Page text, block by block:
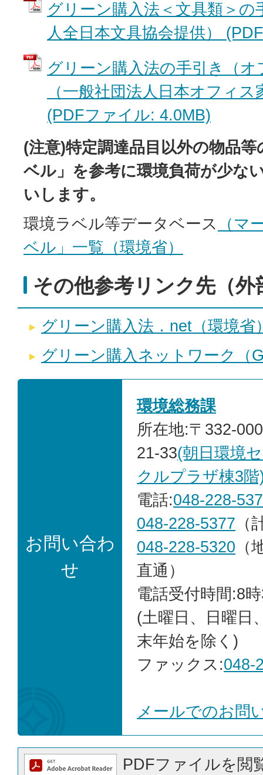
グリーン購入法＜文具類＞の
人全日本文具協会提供）
グリーン購入法の手引き（オ
（一般社団法人日本オフィ
(PDFファイル: 4.0MB)
(注意)特定調達品目以外の物品
ベル」を参考に環境負荷が少な
いします。
環境ラベル等データベース
（マ
ベル」一覧（環境省）
その他参考リンク先（
グリーン購入法．net（環境省
グリーン購入ネットワーク（
お問い合わ
せ
環境総務課
所在地:〒332-
21-33(朝日環境
クルプラザ棟3階
電話:048-228-
048-228-5377 （
048-228-5320 （
直通）
電話受付時間:8
(土曜日、日曜日
末年始を除く)
ファックス:048-
メールでのお問
PDFファイルを閲